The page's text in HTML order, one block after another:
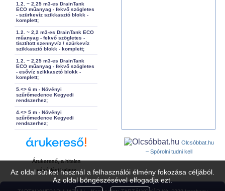
Az oldal sütiket használ a felhasználói élmény fokozása céljából.
Az oldal böngészésével elfogadja ezt.
1.2. ~ 2,25 m3-es DrainTank
ECO műanyag - fekvő szögletes
- szürkevíz szikkasztó blokk -
komplett;
1.2. ~ 2,2 m3-es DrainTank ECO
műanyag - fekvő szögletes -
tisztított szennyvíz / szürkevíz
szikkasztó blokk - komplett;
1.2. ~ 2,25 m3-es DrainTank
ECO műanyag - fekvő szögletes
- esővíz szikkasztó blokk -
komplett;
5.<> 6 m - Növényi
szűrőmedence Kegyedi
rendszerhez;
4.<> 5 m - Növényi
szűrőmedence Kegyedi
rendszerhez;
Árukereső, a hiteles
vásárlási kalauz
Olcsóbbat.hu
– Spórolni tudni kell